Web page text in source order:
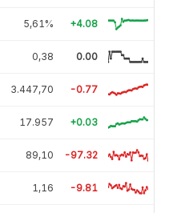
5,61% +4.08
0,38 0.00
3.447,70 -0.77
17.957 +0.03
89,10 -97.32
1,16 -9.81